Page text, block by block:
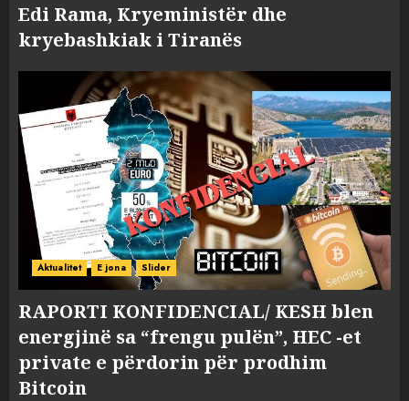
Edi Rama, Kryeministër dhe
kryebashkiak i Tiranës
Aktualitet E jona Slider
RAPORTI KONFIDENCIAL/ KESH blen
energjinë sa “frengu pulën”, HEC -et
private e përdorin për prodhim
Bitcoin